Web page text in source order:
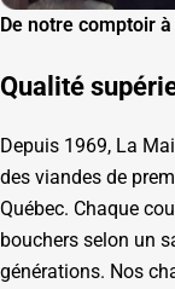
De notre comptoir
Qualité
Depuis 1969, La
des viandes de
Québec. Chaque
bouchers selon un
générations. Nos